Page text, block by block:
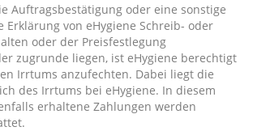
Auftragsbestätigung oder eine sonstige
Erklärung von eHygiene Schreib- oder
oder der Preisfestlegung
zugrunde liegen, ist eHygiene berechtigt
Irrtums anzufechten. Dabei liegt die
des Irrtums bei eHygiene. In diesem
erhaltene Zahlungen werden